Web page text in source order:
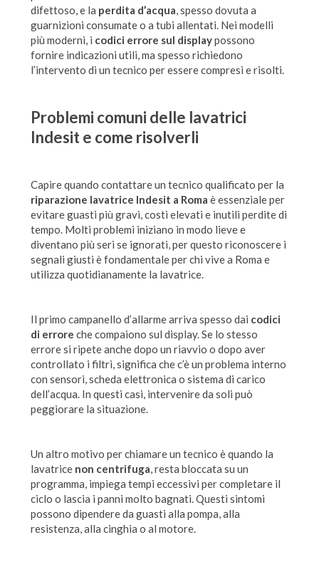
difettoso, e la perdita d’acqua, spesso dovuta a
guarnizioni consumate o a tubi allentati. Nei modelli
più moderni, i codici errore sul displaypossono
fornire indicazioni utili, ma spesso richiedono
l’intervento di un tecnico per essere compresi e risolti.
Problemi comuni delle lavatrici
Indesit e come risolverli
Capire quando contattare un tecnico qualificato per la
riparazione lavatrice Indesit a Roma è essenziale per
evitare guasti più gravi, costi elevati e inutili perdite di
tempo. Molti problemi iniziano in modo lieve e
diventano più seri se ignorati, per questo riconoscere i
segnali giusti è fondamentale per chi vive a Roma e
utilizza quotidianamente la lavatrice.
Il primo campanello d’allarme arriva spesso dai codici
di errore che compaiono sul display. Se lo stesso
errore si ripete anche dopo un riavvio o dopo aver
controllato i filtri, significa che c’è un problema interno
con sensori, scheda elettronica o sistema di carico
dell’acqua. In questi casi, intervenire da soli può
peggiorare la situazione.
Un altro motivo per chiamare un tecnico è quando la
lavatrice non centrifuga, resta bloccata su un
programma, impiega tempi eccessivi per completare il
ciclo o lascia i panni molto bagnati. Questi sintomi
possono dipendere da guasti alla pompa, alla
resistenza, alla cinghia o al motore.